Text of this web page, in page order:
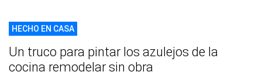
HECHO EN CASA
Un truco para pintar los azulejos de la
cocina remodelar sin obra